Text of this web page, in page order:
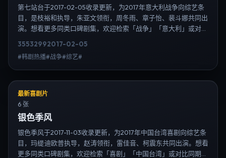
第七站台于2017-02-05收录更新，为2017年意大利战争向综艺条
目，是枝裕和执导，朱亚文领衔，周冬雨、章子怡、裴斗娜共同出
演。想看更多同类口碑剧集，欢迎检索「战争」「意大利」或对比
索日韩电视剧、韩剧全集、日剧高清等长尾词。
35532992017-02-05
#韩剧热播#战争#综艺#
最新喜剧片
6 张
银色季风
银色季风于2017-11-03收录更新，为2017年中国台湾喜剧向综艺条
目，玛缇·迪欧普执导，赵涛领衔，雷佳音、柯震东共同出演。想看
更多同类口碑剧集，欢迎检索「喜剧」「中国台湾」或对比同期热